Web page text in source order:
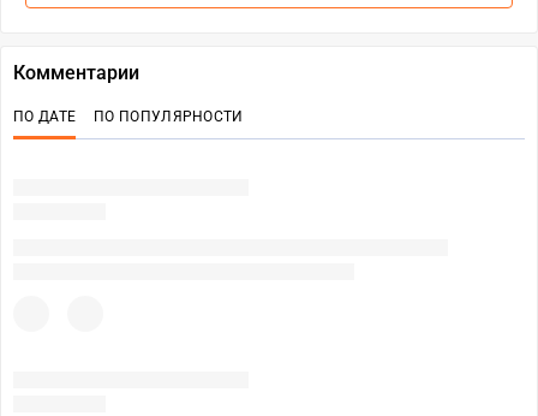
Комментарии
ПО ДАТЕ ПО ПОПУЛЯРНОСТИ